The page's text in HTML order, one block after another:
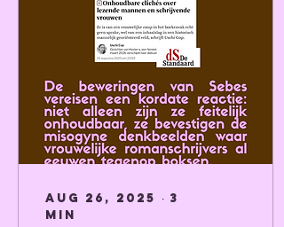
Aug 26, 2025 ∙ 3
min